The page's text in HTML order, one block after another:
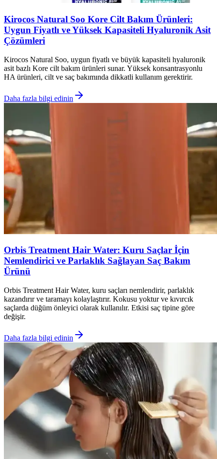
Kirocos Natural Soo Kore Cilt Bakım Ürünleri:
Uygun Fiyatlı ve Yüksek Kapasiteli Hyaluronik Asit
Çözümleri
Kirocos Natural Soo, uygun fiyatlı ve büyük kapasiteli hyaluronik
asit bazlı Kore cilt bakım ürünleri sunar. Yüksek konsantrasyonlu
HA ürünleri, cilt ve saç bakımında dikkatli kullanım gerektirir.
Daha fazla bilgi edinin
Orbis Treatment Hair Water: Kuru Saçlar İçin
Nemlendirici ve Parlaklık Sağlayan Saç Bakım
Ürünü
Orbis Treatment Hair Water, kuru saçları nemlendirir, parlaklık
kazandırır ve taramayı kolaylaştırır. Kokusu yoktur ve kıvırcık
saçlarda düğüm önleyici olarak kullanılır. Etkisi saç tipine göre
değişir.
Daha fazla bilgi edinin